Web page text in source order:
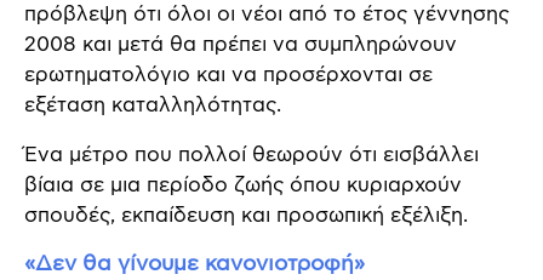
πρόβλεψη ότι όλοι οι νέοι από το έτος γέννησης
2008 και μετά θα πρέπει να συμπληρώνουν
ερωτηματολόγιο και να προσέρχονται σε
εξέταση καταλληλότητας.
Ένα μέτρο που πολλοί θεωρούν ότι εισβάλλει
βίαια σε μια περίοδο ζωής όπου κυριαρχούν
σπουδές, εκπαίδευση και προσωπική εξέλιξη.
«Δεν θα γίνουμε κανονιοτροφή»